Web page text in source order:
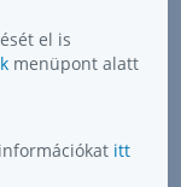
el is
menüpont alatt
itt